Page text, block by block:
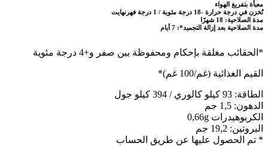
معبأة بتفريغ الهواء
تُخزن في درجة حرارة -18 درجة مئوية / 1 درجة فهرنهايت
مدة الصلاحية: 18 شهرًا
مدة الصلاحية بعد إزالة التجميد*: 7 أيام
*الحقائب مغلقة بإحكام ومحفوظة بين صفر و+4 درجة مئوية
القيم الغذائية (غم/100 غم)*
الطاقة: 93 كيلو كالوري / 394 كيلو جول
الدهون: 1,5 جم
الكربوهيدرات 0,66g
البروتين: 19,2 جم
* تم الحصول عليها عن طريق الحساب